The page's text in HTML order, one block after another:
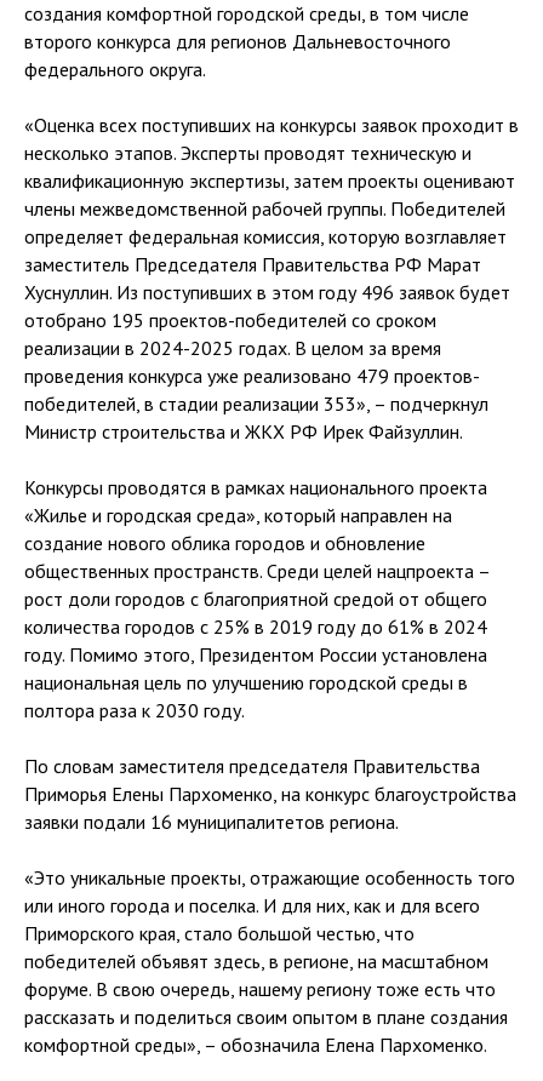
создания комфортной городской среды, в том числе
второго конкурса для регионов Дальневосточного
федерального округа.
«Оценка всех поступивших на конкурсы заявок проходит в
несколько этапов. Эксперты проводят техническую и
квалификационную экспертизы, затем проекты оценивают
члены межведомственной рабочей группы. Победителей
определяет федеральная комиссия, которую возглавляет
заместитель Председателя Правительства РФ Марат
Хуснуллин. Из поступивших в этом году 496 заявок будет
отобрано 195 проектов-победителей со сроком
реализации в 2024-2025 годах. В целом за время
проведения конкурса уже реализовано 479 проектов-
победителей, в стадии реализации 353», – подчеркнул
Министр строительства и ЖКХ РФ Ирек Файзуллин.
Конкурсы проводятся в рамках национального проекта
«Жилье и городская среда», который направлен на
создание нового облика городов и обновление
общественных пространств. Среди целей нацпроекта –
рост доли городов с благоприятной средой от общего
количества городов с 25% в 2019 году до 61% в 2024
году. Помимо этого, Президентом России установлена
национальная цель по улучшению городской среды в
полтора раза к 2030 году.
По словам заместителя председателя Правительства
Приморья Елены Пархоменко, на конкурс благоустройства
заявки подали 16 муниципалитетов региона.
«Это уникальные проекты, отражающие особенность того
или иного города и поселка. И для них, как и для всего
Приморского края, стало большой честью, что
победителей объявят здесь, в регионе, на масштабном
форуме. В свою очередь, нашему региону тоже есть что
рассказать и поделиться своим опытом в плане создания
комфортной среды», – обозначила Елена Пархоменко.